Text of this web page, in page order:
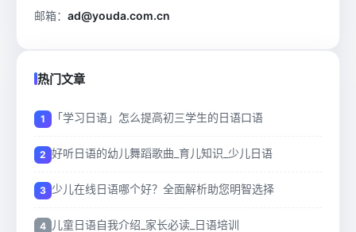
邮箱： ad@youda.com.cn
热门文章
「学习日语」怎么提高初三学生的日语口语
好听日语的幼儿舞蹈歌曲_育儿知识_少儿日语
少儿在线日语哪个好？全面解析助您明智选择
儿童日语自我介绍_家长必读_日语培训